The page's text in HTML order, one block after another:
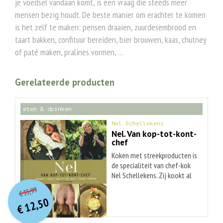
mensen bezig houdt. De beste manier om erachter te komen
is het zelf te maken: pensen draaien, zuurdesembrood en
taart bakken, confituur bereiden, bier brouwen, kaas, chutney
of paté maken, pralines vormen, …
Gerelateerde producten
eten & drinken
Nel Schellekens
Nel. Van kop-tot-kont-
chef
Koken met streekproducten is
de specialiteit van chef-kok
Nel Schellekens. Zij kookt al
kont. 0% waste, 100% taste.
€35,99O
orspr
onkelijke
prijs
was:
€ 35,99.
€12,50
Huidige
prijs
is:€ 12,50.